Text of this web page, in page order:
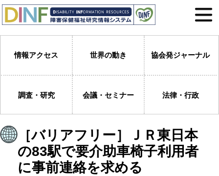
情報アクセス 世界の動き 協会発ジャーナル
調査・研究 会議・セミナー 法律・行政
［バリアフリー］ＪＲ東日本
の83駅で要介助車椅子利用者
に事前連絡を求める